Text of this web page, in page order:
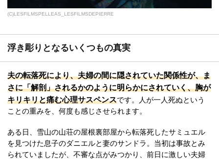
(C)LESFILMSPELLEAS_LESFILMSDEPIERRE
浮き彫りとなるいくつもの真実
夫の転落死により、夫婦の間に隠されていた関係性が、ま
さに「解剖」されるかのように明らかにされていく、胸が
キリキリと痛む心理サスペンスです。人が一人死ぬという
ことの重みを、何度も感じさせられます。
ある日、雪山の山荘の屋根裏部屋から転落死したサミュエル
を見つけた息子のダニエルと妻のサンドラ。当初は事故とみ
られていましたが、不審な点がみつかり、前日に激しい夫婦